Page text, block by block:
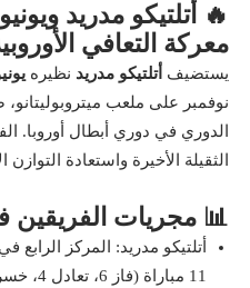
🔥 أتلتيكو مدريد
معركة التعافي
يستضيف أتلتيكو مدريد نظيره
نوفمبر على ملعب
الدوري في دوري أبطال أوروبا.
الثقيلة الأخيرة واستعادة التوازن
📊 مجريات الفريقين
11 مباراة (فاز 6، تعادل 4، خسر 1).